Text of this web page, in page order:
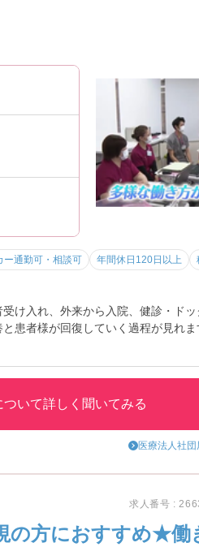
ー通勤可・相談可 年間休日120日以上
け入れ、外来から入院、健診・ド
患者様が回復していく過程が見れ
ついて詳しく聞いてみる
医療法人社
求人番号 :
の方におすすめ★働